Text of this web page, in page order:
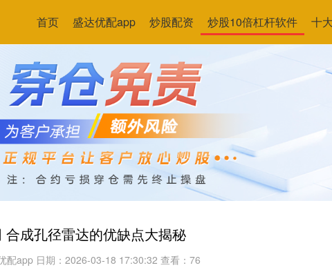
首页 盛达优配app 炒股配资 炒股10倍杠杆软件 十
合成孔径雷达的优缺点大揭秘
配app 日期：2026-03-18 17:30:32 查看：76